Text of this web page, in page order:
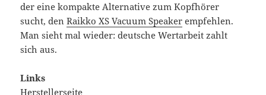
der eine kompakte Alternative zum Kopfhörer
sucht, denRaikko XS Vacuum Speaker empfehlen.
Man sieht mal wieder: deutsche Wertarbeit zahlt
sich aus.
Links
Herstellerseite